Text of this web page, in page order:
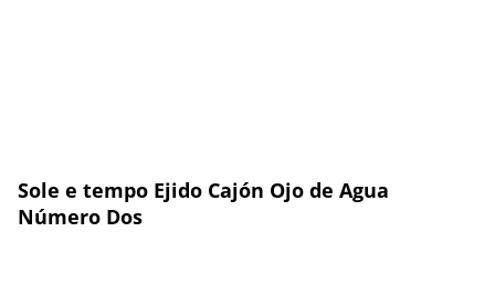
Sole e tempo Ejido Cajón Ojo de Agua
Número Dos